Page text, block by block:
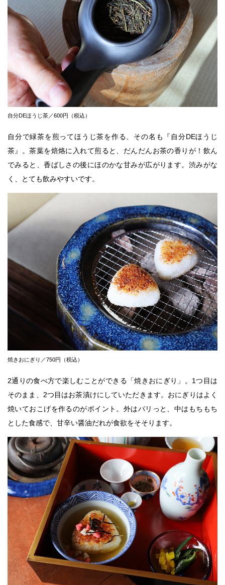
自分DEほうじ茶／600円（税込）
自分で緑茶を煎ってほうじ茶を作る、その名も『自分DEほうじ
茶』。茶葉を焙烙に入れて煎ると、だんだんお茶の香りが！飲ん
でみると、香ばしさの後にほのかな甘みが広がります。渋みがな
く、とても飲みやすいです。
焼きおにぎり／750円（税込）
2通りの食べ方で楽しむことができる「焼きおにぎり」。1つ目は
そのまま、2つ目はお茶漬けにしていただきます。おにぎりはよく
焼いておこげを作るのがポイント。外はパリっと、中はもちもち
とした食感で、甘辛い醤油だれが食欲をそそります。